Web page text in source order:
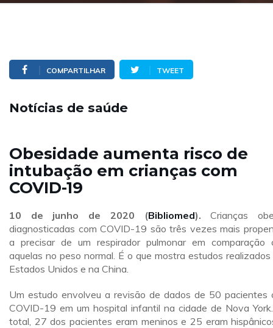
COMPARTILHAR TWEET
Notícias de saúde
Obesidade aumenta risco de
intubação em crianças com
COVID-19
10 de junho de 2020 (Bibliomed). Crianças
diagnosticadas com COVID-19 são três vezes mais
a precisar de um respirador pulmonar em comparação
aquelas no peso normal. É o que mostra estudos
Estados Unidos e na China.
Um estudo envolveu a revisão de dados de 50 pacientes
COVID-19 em um hospital infantil na cidade de Nova
total, 27 dos pacientes eram meninos e 25 eram